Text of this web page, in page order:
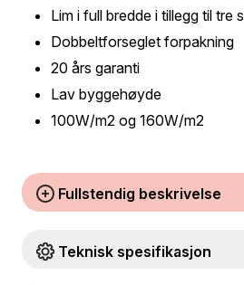
Lim i full bredde i tillegg til tre
Dobbeltforseglet forpakning
20 års garanti
Lav byggehøyde
100W/m2 og 160W/m2
Fullstendig beskrivelse
Teknisk spesifikasjon